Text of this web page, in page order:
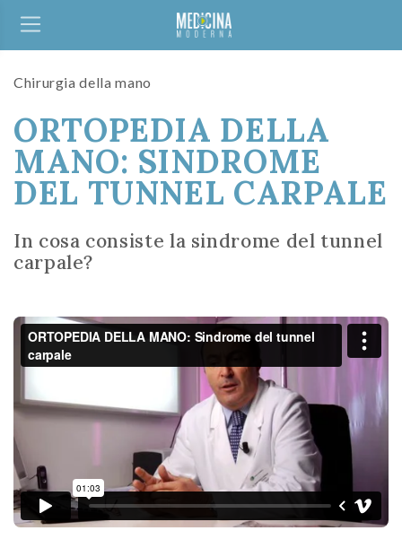
Chirurgia della mano
ORTOPEDIA DELLA
MANO: SINDROME
DEL TUNNEL CARPALE
In cosa consiste la sindrome del tunnel
carpale?